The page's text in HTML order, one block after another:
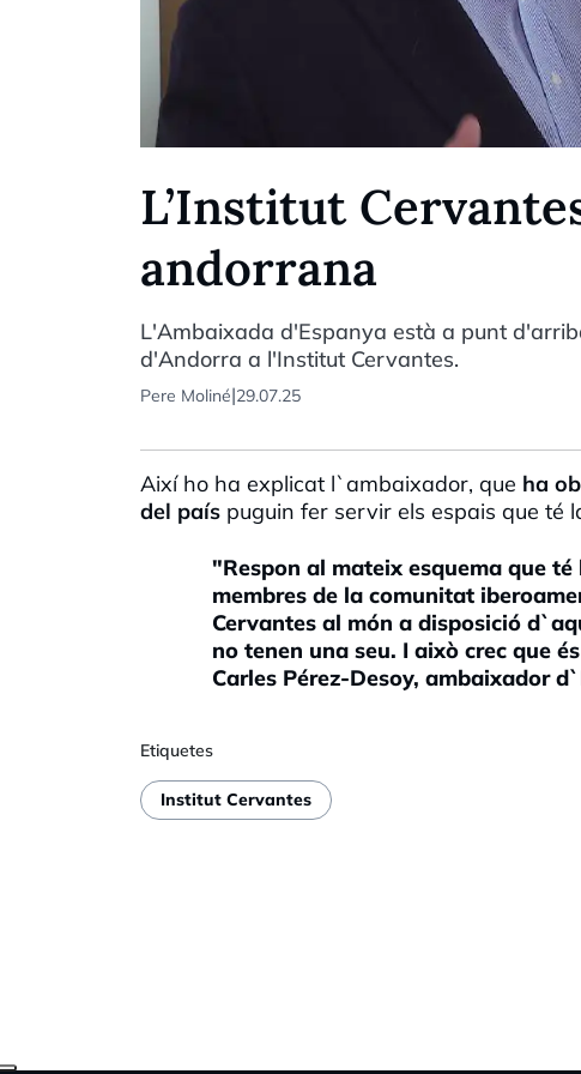
L’Institut
andorrana
L'Ambaixada d'Espanya està a punt
d'Andorra a l'Institut Cervantes.
Pere Moliné|29.07.25
Així ho ha explicat l`ambaixador, que ha
del país puguin fer servir els espais que té
"Respon al mateix esquema que
membres de la comunitat
Cervantes al món a disposició
no tenen una seu. I això crec que
Carles Pérez-Desoy, ambaixador
Etiquetes
Institut Cervantes